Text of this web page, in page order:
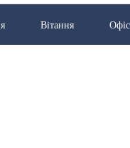
Вiтання